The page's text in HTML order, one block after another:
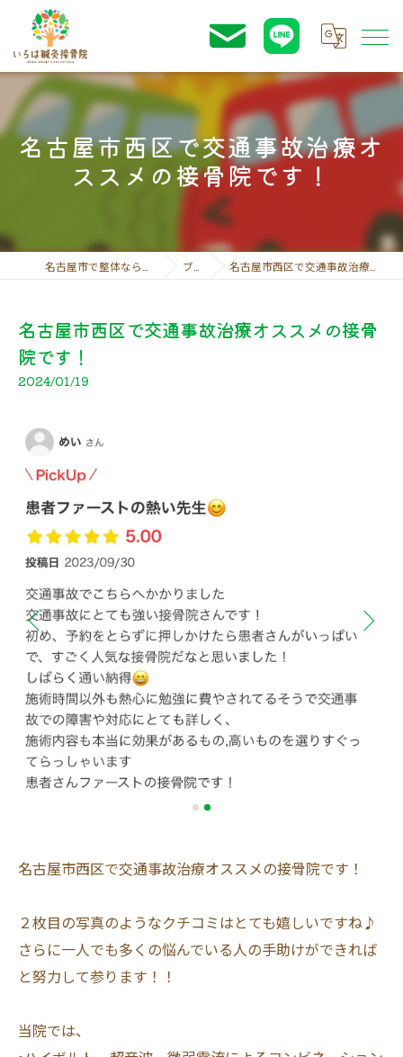
名古屋市西区で交通事故治療オ
ススメの接骨院です！
ブログ 名古屋市西区で交通事故治療オススメの接骨院です！
名古屋市西区で交通事故治療オススメの接骨
院です！
2024/01/19
名古屋市西区で交通事故治療オススメの接骨院です！
２枚目の写真のようなクチコミはとても嬉しいですね♪
さらに一人でも多くの悩んでいる人の手助けができれば
と努力して参ります！！
当院では、